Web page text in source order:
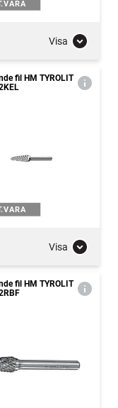
Visa
fil HM TYROLIT
Visa
fil HM TYROLIT